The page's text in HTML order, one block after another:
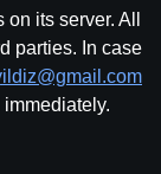
its server. All
parties. In case